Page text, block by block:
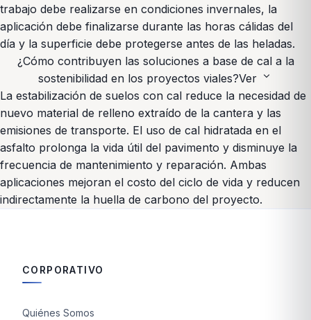
trabajo debe realizarse en condiciones invernales, la
aplicación debe finalizarse durante las horas cálidas del
día y la superficie debe protegerse antes de las heladas.
¿Cómo contribuyen las soluciones a base de cal a la
sostenibilidad en los proyectos viales?Ver expand_more
La estabilización de suelos con cal reduce la necesidad de
nuevo material de relleno extraído de la cantera y las
emisiones de transporte. El uso de cal hidratada en el
asfalto prolonga la vida útil del pavimento y disminuye la
frecuencia de mantenimiento y reparación. Ambas
aplicaciones mejoran el costo del ciclo de vida y reducen
indirectamente la huella de carbono del proyecto.
CORPORATIVO
Quiénes Somos